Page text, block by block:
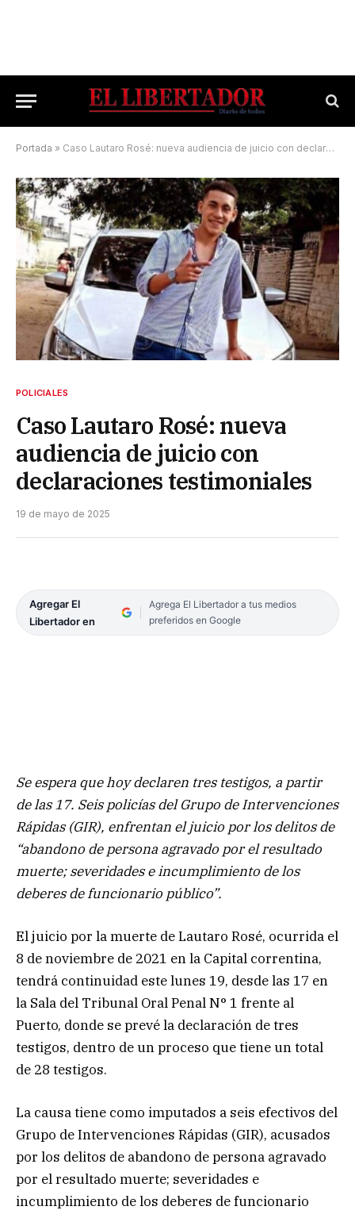
Portada » Caso Lautaro Rosé: nueva audiencia de juicio con declaraciones testimoniales
POLICIALES
Caso Lautaro Rosé: nueva
audiencia de juicio con
declaraciones testimoniales
19 de mayo de 2025
Agregar El
Libertador en
Agrega El Libertador a tus medios
preferidos en Google
Se espera que hoy declaren tres testigos, a partir
de las 17. Seis policías del Grupo de Intervenciones
Rápidas (GIR), enfrentan el juicio por los delitos de
“abandono de persona agravado por el resultado
muerte; severidades e incumplimiento de los
deberes de funcionario público”.
El juicio por la muerte de Lautaro Rosé, ocurrida el
8 de noviembre de 2021 en la Capital correntina,
tendrá continuidad este lunes 19, desde las 17 en
la Sala del Tribunal Oral Penal N° 1 frente al
Puerto, donde se prevé la declaración de tres
testigos, dentro de un proceso que tiene un total
de 28 testigos.
La causa tiene como imputados a seis efectivos del
Grupo de Intervenciones Rápidas (GIR), acusados
por los delitos de abandono de persona agravado
por el resultado muerte; severidades e
incumplimiento de los deberes de funcionario